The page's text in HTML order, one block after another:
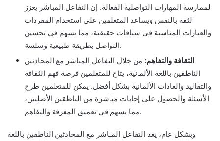
لممارسة المهارات التواصلية الفعالة. إن التفاعل المباشر يعزز
الثقة بالنفس ويساعد المتعلمين على استخدام المفردات
والعبارات المناسبة في سياقات حقيقية، مما يسهم في تحسين
التواصل بطريقة طبيعية وسلسة.
الثقافة والتفاهم: من خلال التفاعل المباشر مع المحادثين
الناطقين باللغة الألمانية، يتاح للمتعلمين فرصة فهم الثقافة
والتقاليد والعادات الألمانية بشكل أفضل. يمكن للمتعلمين طرح
الأسئلة والحصول على إجابات مباشرة من الناطقين الأصليين،
مما يسهم في تعميق المعرفة والتفاهم.
وبشكل عام، يعد التفاعل المباشر مع المحادثين الناطقين باللغة